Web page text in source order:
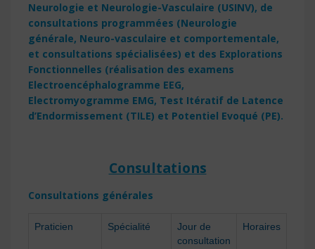
Neurologie et Neurologie-Vasculaire (USINV), de
consultations programmées (Neurologie
générale, Neuro-vasculaire et comportementale,
et consultations spécialisées) et des Explorations
Fonctionnelles (réalisation des examens
Electroencéphalogramme EEG,
Electromyogramme EMG, Test Itératif de Latence
d’Endormissement (TILE) et Potentiel Evoqué (PE).
Consultations
Consultations générales
Praticien Spécialité
Jour de
consultation
Horaires